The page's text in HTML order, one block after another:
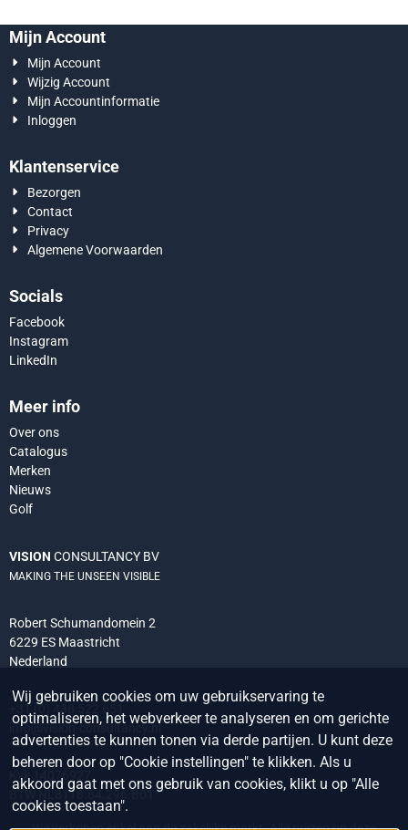
Mijn Account
Mijn Account
Wijzig Account
Mijn Accountinformatie
Inloggen
Klantenservice
Bezorgen
Contact
Privacy
Algemene Voorwaarden
Socials
Facebook
Instagram
LinkedIn
Meer info
Over ons
Catalogus
Merken
Nieuws
Golf
VISION CONSULTANCY BV
MAKING THE UNSEEN VISIBLE
Robert Schumandomein 2
6229 ES Maastricht
Nederland
+31 (0) 438 522 651
info@vision-consultancy.nl
Kvk 14076927
BTW NL8118.84.296.B01
Wij gebruiken cookies om uw gebruikservaring te
optimaliseren, het webverkeer te analyseren en om gerichte
advertenties te kunnen tonen via derde partijen. U kunt deze
beheren door op "Cookie instellingen" te klikken. Als u
akkoord gaat met ons gebruik van cookies, klikt u op "Alle
cookies toestaan".